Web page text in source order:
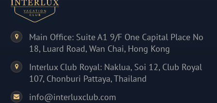
Main Office: Suite A1 9/F One Capital Place No
18, Luard Road, Wan Chai, Hong Kong
Interlux Club Royal: Naklua, Soi 12, Club Royal
107, Chonburi Pattaya, Thailand
info@interluxclub.com